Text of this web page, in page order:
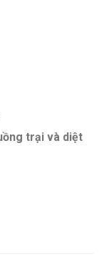
trại và diệt